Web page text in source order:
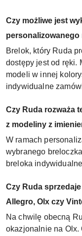
Czy możliwe jest
personalizowanego
Brelok, który Ruda
dostępy jest od ręki.
modeli w innej
indywidualne
Czy Ruda rozważa
z modeliny z
W ramach
wybranego
breloka
Czy Ruda
Allegro, Olx czy
Na chwilę obecną
okazjonalnie na Olx.